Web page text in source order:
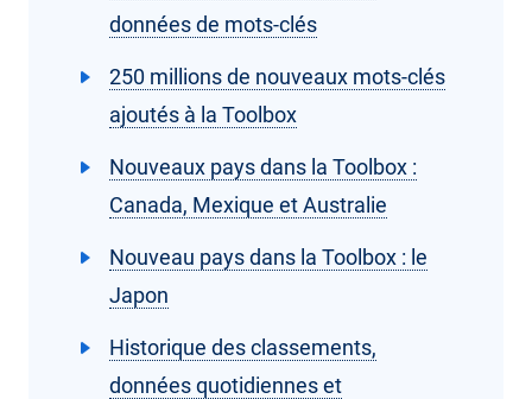
données de mots-clés
250 millions de nouveaux mots-clés
ajoutés à la Toolbox
Nouveaux pays dans la Toolbox :
Canada, Mexique et Australie
Nouveau pays dans la Toolbox : le
Japon
Historique des classements,
données quotidiennes et